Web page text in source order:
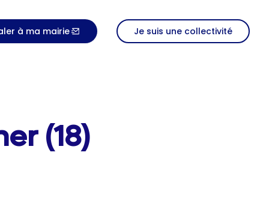
à ma mairie Je suis une collectivité
(18)